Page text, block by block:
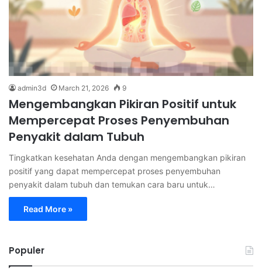
admin3d March 21, 2026 9
Mengembangkan Pikiran Positif untuk
Mempercepat Proses Penyembuhan
Penyakit dalam Tubuh
Tingkatkan kesehatan Anda dengan mengembangkan pikiran
positif yang dapat mempercepat proses penyembuhan
penyakit dalam tubuh dan temukan cara baru untuk…
Read More »
Populer